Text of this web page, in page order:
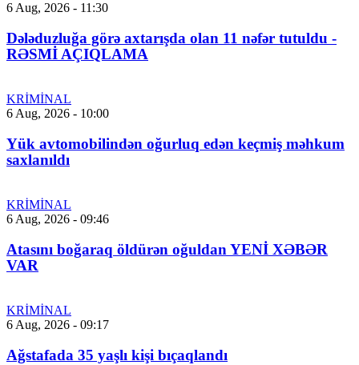
6 Aug, 2026 - 11:30
Dələduzluğa görə axtarışda olan 11 nəfər tutuldu -
RƏSMİ AÇIQLAMA
KRİMİNAL
6 Aug, 2026 - 10:00
Yük avtomobilindən oğurluq edən keçmiş məhkum
saxlanıldı
KRİMİNAL
6 Aug, 2026 - 09:46
Atasını boğaraq öldürən oğuldan YENİ XƏBƏR
VAR
KRİMİNAL
6 Aug, 2026 - 09:17
Ağstafada 35 yaşlı kişi bıçaqlandı